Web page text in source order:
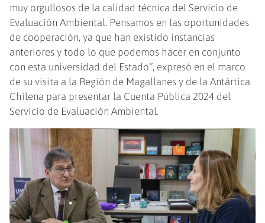
muy orgullosos de la calidad técnica del Servicio de
Evaluación Ambiental. Pensamos en las oportunidades
de cooperación, ya que han existido instancias
anteriores y todo lo que podemos hacer en conjunto
con esta universidad del Estado”, expresó en el marco
de su visita a la Región de Magallanes y de la Antártica
Chilena para presentar la Cuenta Pública 2024 del
Servicio de Evaluación Ambiental.